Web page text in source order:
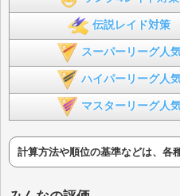
伝説レイド対策
スーパーリーグ人
ハイパーリーグ人
マスターリーグ人
計算方法や順位の基準などは、各